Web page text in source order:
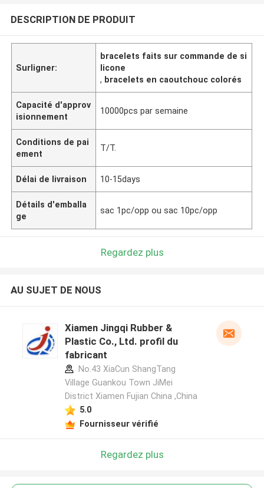
DESCRIPTION DE PRODUIT
Surligner:
bracelets faits sur commande de si
licone
, bracelets en caoutchouc colorés
Capacité d'approv
isionnement
10000pcs par semaine
Conditions de pai
ement
T/T.
Délai de livraison 10-15days
Détails d'emballa
ge
sac 1pc/opp ou sac 10pc/opp
Regardez plus
AU SUJET DE NOUS
Xiamen Jingqi Rubber &
Plastic Co., Ltd. profil du
fabricant
No.43 XiaCun ShangTang
Village Guankou Town JiMei
District Xiamen Fujian China ,China
5.0
Fournisseur vérifié
Regardez plus